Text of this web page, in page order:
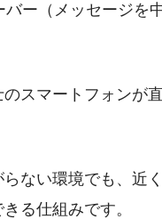
バー（メッセージを
スマートフォンが
ない環境でも、近
る仕組みです。